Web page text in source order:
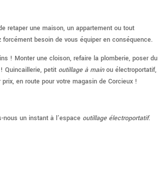
retaper une maison, un appartement ou tout
besoin de vous équiper en conséquence.
! Monter une cloison, refaire la plomberie, poser du
Quincaillerie, petit outillage à mainou électroportatif,
en route pour votre magasin de Corcieux !
un instant à l’espace outillage électroportatif.